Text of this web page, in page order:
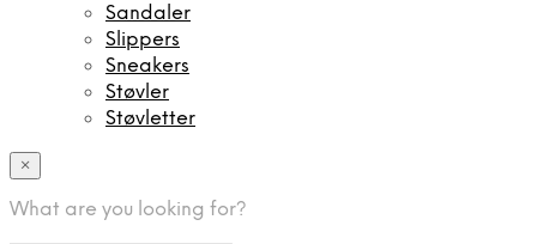
Sandaler
Slippers
Sneakers
Støvler
Støvletter
×
What are you looking for?